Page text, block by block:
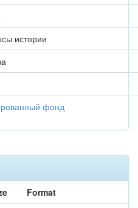
истории
фонд
Format